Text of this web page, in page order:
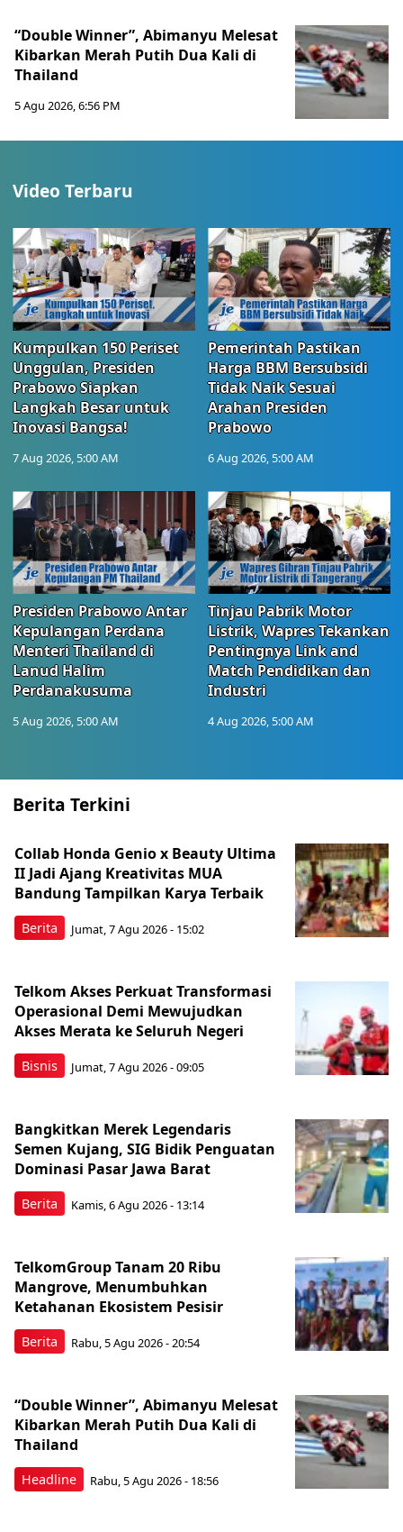
“Double Winner”, Abimanyu Melesat
Kibarkan Merah Putih Dua Kali di
Thailand
5 Agu 2026, 6:56 PM
Video Terbaru
Kumpulkan 150 Periset
Unggulan, Presiden
Prabowo Siapkan
Langkah Besar untuk
Inovasi Bangsa!
7 Aug 2026, 5:00 AM
Pemerintah Pastikan
Harga BBM Bersubsidi
Tidak Naik Sesuai
Arahan Presiden
Prabowo
6 Aug 2026, 5:00 AM
Presiden Prabowo Antar
Kepulangan Perdana
Menteri Thailand di
Lanud Halim
Perdanakusuma
5 Aug 2026, 5:00 AM
Tinjau Pabrik Motor
Listrik, Wapres Tekankan
Pentingnya Link and
Match Pendidikan dan
Industri
4 Aug 2026, 5:00 AM
Berita Terkini
Berita
Collab Honda Genio x Beauty Ultima
II Jadi Ajang Kreativitas MUA
Bandung Tampilkan Karya Terbaik
Jumat, 7 Agu 2026 - 15:02
Bisnis
Telkom Akses Perkuat Transformasi
Operasional Demi Mewujudkan
Akses Merata ke Seluruh Negeri
Jumat, 7 Agu 2026 - 09:05
Berita
Bangkitkan Merek Legendaris
Semen Kujang, SIG Bidik Penguatan
Dominasi Pasar Jawa Barat
Kamis, 6 Agu 2026 - 13:14
Berita
TelkomGroup Tanam 20 Ribu
Mangrove, Menumbuhkan
Ketahanan Ekosistem Pesisir
Rabu, 5 Agu 2026 - 20:54
Headline
“Double Winner”, Abimanyu Melesat
Kibarkan Merah Putih Dua Kali di
Thailand
Rabu, 5 Agu 2026 - 18:56